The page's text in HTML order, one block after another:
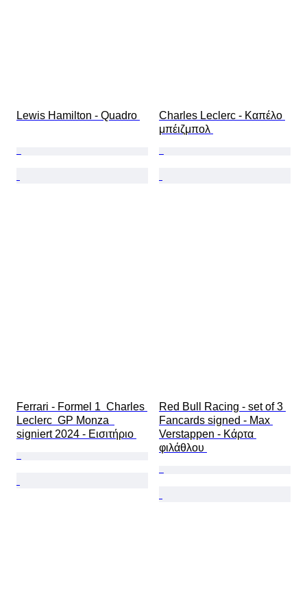
Lewis Hamilton - Quadro
Charles Leclerc - Καπέλο
μπέιζμπολ
Ferrari - Formel 1  Charles
Leclerc  GP Monza
signiert 2024 - Εισιτήριο
Red Bull Racing - set of 3
Fancards signed - Max
Verstappen - Κάρτα
φιλάθλου